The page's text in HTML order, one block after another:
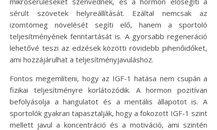
sérült szövetek helyreállítását. Ezáltal nemcsak az
izomtömeg növelését segíti elő, hanem a sportoló
teljesítményének fenntartását is. A gyorsabb regeneráció
lehetővé teszi az edzések közötti rövidebb pihenőidőket,
ami hozzájárulhat a teljesítményjavuláshoz.
Fontos megemlíteni, hogy az IGF-1 hatása nem csupán a
fizikai teljesítményre korlátozódik. A hormon pozitívan
befolyásolja a hangulatot és a mentális állapotot is. A
sportolók gyakran tapasztalják, hogy a fokozott IGF-1 szint
mellett javul a koncentráció és a motiváció, ami szintén